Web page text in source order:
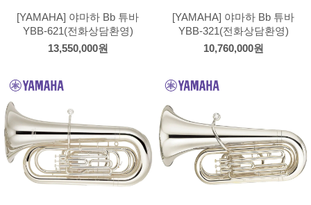
[YAMAHA] 야마하 Bb 튜바
YBB-621(전화상담환영)
13,550,000원
[YAMAHA] 야마하 Bb 튜바
YBB-321(전화상담환영)
10,760,000원